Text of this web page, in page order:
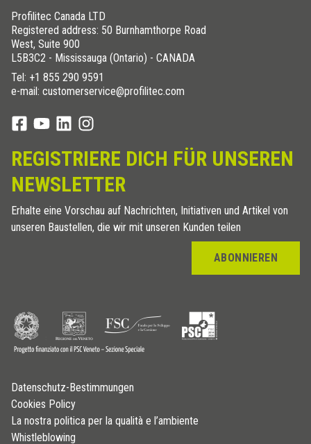
Profilitec Canada LTD
Registered address: 50 Burnhamthorpe Road
West, Suite 900
L5B3C2 - Mississauga (Ontario) - CANADA
Tel: +1 855 290 9591
e-mail: customerservice@profilitec.com
REGISTRIERE DICH FÜR UNSEREN
NEWSLETTER
Erhalte eine Vorschau auf Nachrichten, Initiativen und Artikel von
unseren Baustellen, die wir mit unseren Kunden teilen
ABONNIEREN
Datenschutz-Bestimmungen
Cookies Policy
La nostra politica per la qualità e l’ambiente
Whistleblowing